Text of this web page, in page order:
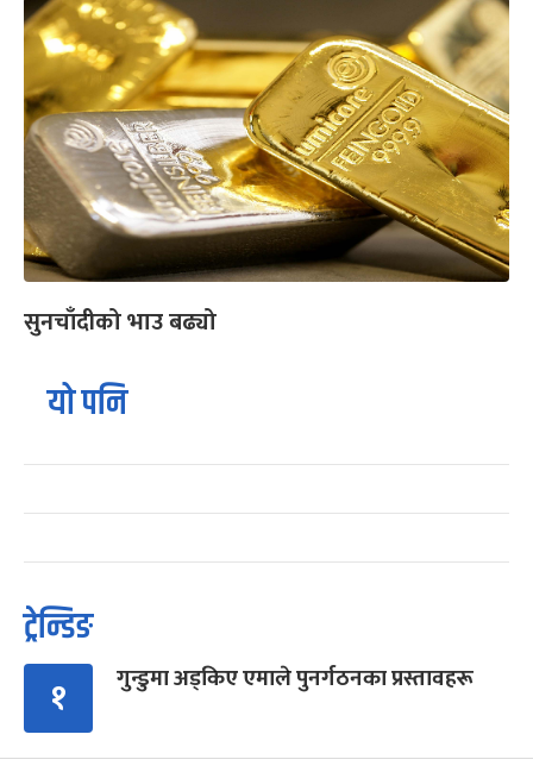
सुनचाँदीको भाउ बढ्यो
यो पनि
ट्रेन्डिङ
१ गुन्डुमा अड्किए एमाले पुनर्गठनका प्रस्तावहरू